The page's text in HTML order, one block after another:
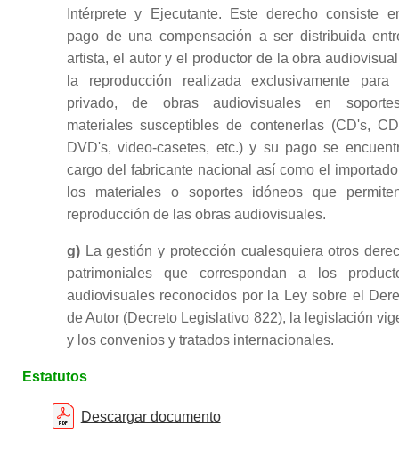
Intérprete y Ejecutante. Este derecho consiste
pago de una compensación a ser distribuida
artista, el autor y el productor de la obra
la reproducción realizada exclusivamente para
privado, de obras audiovisuales en
materiales susceptibles de contenerlas (CD's,
DVD's, video-casetes, etc.) y su pago se
cargo del fabricante nacional así como el
los materiales o soportes idóneos que
reproducción de las obras audiovisuales.
g) La gestión y protección cualesquiera otros
patrimoniales que correspondan a los
audiovisuales reconocidos por la Ley sobre el
de Autor (Decreto Legislativo 822), la legislación
y los convenios y tratados internacionales.
Estatutos
Descargar documento